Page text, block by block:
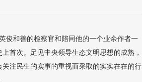
俊和善的检察官和陪同他的一个业余作者一
首次。足见中央领导生态文明思想的成熟，
注民生的实事的重视而采取的实实在在的行